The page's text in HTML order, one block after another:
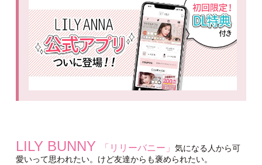
LILY BUNNY 「リリーバニー」 気になる人から可
愛いって思われたい。けど友達からも褒められたい。